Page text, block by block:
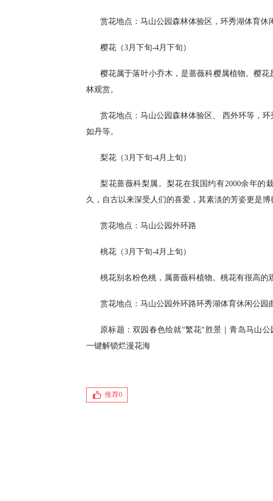
赏花地点：马山公园森林体验区，环秀湖体育休
樱花（3月下旬-4月下旬）
樱花属于落叶小乔木，是蔷薇科樱属植物。樱
林观赏。
赏花地点：马山公园森林体验区、 西外环等，环
如丹等。
梨花（3月下旬-4月上旬）
梨花蔷薇科梨属。梨花在我国约有2000余年的
久，自古以来深受人们的喜爱，其素淡的芳姿更是博
赏花地点：马山公园外环路
桃花（3月下旬-4月上旬）
桃花别名粉色桃，属蔷薇科植物。桃花有很高的
赏花地点：马山公园外环路环秀湖体育休闲公园
原标题：双园春色绘就"繁花"胜景｜青岛马山
一键解锁烂漫花海
推荐0